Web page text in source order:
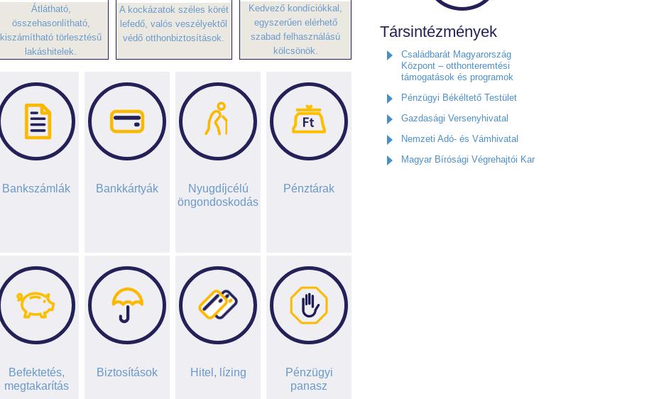
Átlátható,
összehasonlítható,
kiszámítható törlesztésű
lakáshitelek.
A kockázatok széles körét
lefedő, valós veszélyektől
védő otthonbiztosítások.
Kedvező kondíciókkal,
egyszerűen elérhető
szabad felhasználású
kölcsönök.
Bankszámlák Bankkártyák
Nyugdíjcélú
öngondoskodás
Pénztárak
Befektetés,
megtakarítás
Biztosítások Hitel, lízing
Pénzügyi
panasz
Társintézmények
Családbarát Magyarország
Központ – otthonteremtési
támogatások és programok
Pénzügyi Békéltető Testület
Gazdasági Versenyhivatal
Nemzeti Adó- és Vámhivatal
Magyar Bírósági Végrehajtói Kar